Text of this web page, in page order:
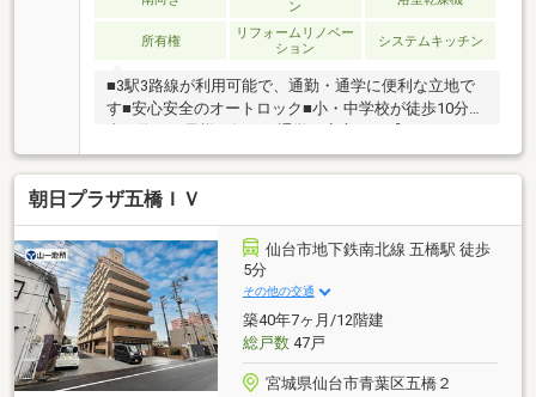
ン
所有権
リフォームリノベー
ション
システムキッチン
■3駅3路線が利用可能で、通勤・通学に便利な立地で
す■安心安全のオートロック■小・中学校が徒歩10分圏
ョン内容 令和7年5月完了】■全室天井・壁クロス貼
替 ■キッチン交換 ■ユニットバス交換■フローリン
グ貼替(LDK・廊下・洋室)■和室を洋室に変更 ■洗面
台交換 ■トイレ交換■給湯器交換 ■給水給湯管更新■
クッションフロア張替(洗面室・トイレ) ■下駄箱交換
■玄関フロアタイル上張 ■各室照明器具交換 ■ハウ
スクリーニング 他
朝日プラザ五橋ＩＶ
仙台市地下鉄南北線 五橋駅 徒歩
5分
その他の交通
築40年7ヶ月/12階建
総戸数47戸
宮城県仙台市青葉区五橋２